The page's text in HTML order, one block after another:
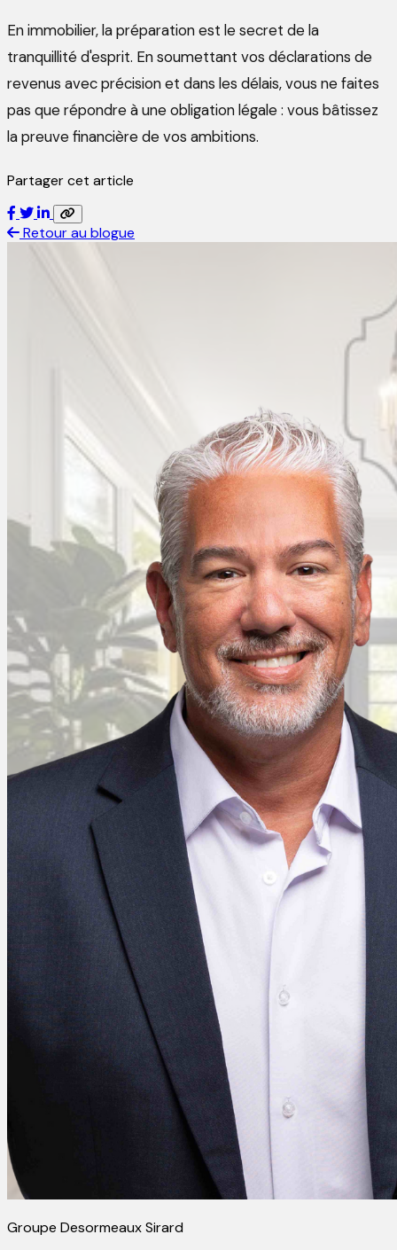
En immobilier, la préparation est le secret de la
tranquillité d'esprit. En soumettant vos déclarations de
revenus avec précision et dans les délais, vous ne faites
pas que répondre à une obligation légale : vous bâtissez
la preuve financière de vos ambitions.
Partager cet article
Retour au blogue
Groupe Desormeaux Sirard